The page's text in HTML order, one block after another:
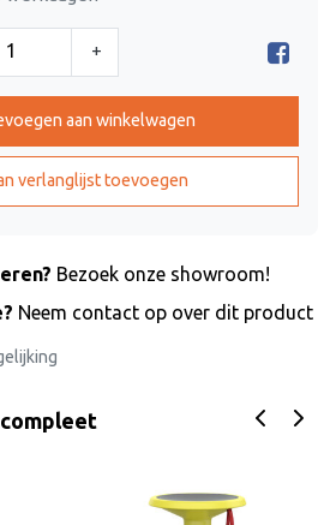
+
aan winkelwagen
verlanglijst toevoegen
Bezoek onze showroom!
Neem contact op over dit product